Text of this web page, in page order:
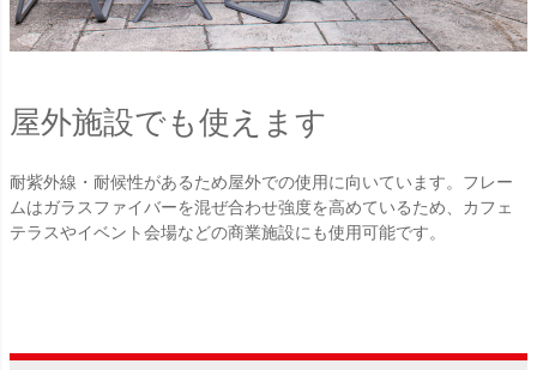
屋外施設でも使えます
耐紫外線・耐候性があるため屋外での使用に向いています。フレー
ムはガラスファイバーを混ぜ合わせ強度を高めているため、カフェ
テラスやイベント会場などの商業施設にも使用可能です。